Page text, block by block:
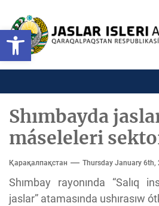
Open toolbar
content
Ózbekstan jaslar
Shımbayda
máseleleri
Қарақалпақстан Thursday January 6th,
Shımbay rayonında “Salıq
jaslar” atamasında ushırasıw